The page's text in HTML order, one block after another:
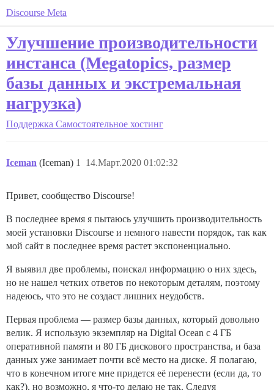
Discourse Meta
Улучшение производительности
инстанса (Megatopics, размер
базы данных и экстремальная
нагрузка)
Поддержка Самостоятельное хостинг
Iceman (Iceman) 14.Март.2020 01:02:32
1
Привет, сообщество Discourse!
В последнее время я пытаюсь улучшить производительность
моей установки Discourse и немного навести порядок, так как
мой сайт в последнее время растет экспоненциально.
Я выявил две проблемы, поискал информацию о них здесь,
но не нашел четких ответов по некоторым деталям, поэтому
надеюсь, что это не создаст лишних неудобств.
Первая проблема — размер базы данных, который довольно
велик. Я использую экземпляр на Digital Ocean с 4 ГБ
оперативной памяти и 80 ГБ дискового пространства, и база
данных уже занимает почти всё место на диске. Я полагаю,
что в конечном итоге мне придется её перенести (если да, то
как?), но возможно, я что-то делаю не так. Следуя